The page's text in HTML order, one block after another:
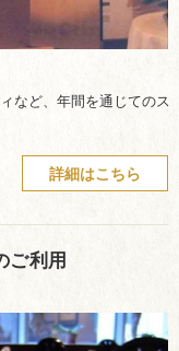
など、年間を通じてのス
詳細はこちら
ご利用